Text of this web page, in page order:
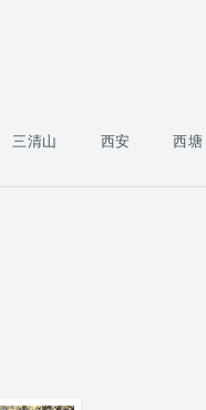
三清山 西安 西塘